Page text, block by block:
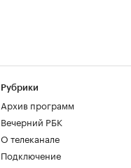
Рубрики
Архив программ
Вечерний РБК
О телеканале
Подключение